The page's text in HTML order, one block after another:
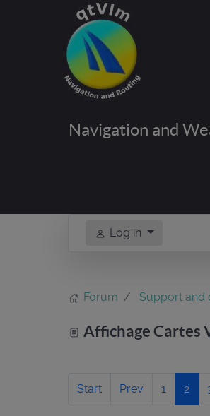
Navigation and
Log in
Forum Support and
Affichage Cartes
Start Prev 1 2